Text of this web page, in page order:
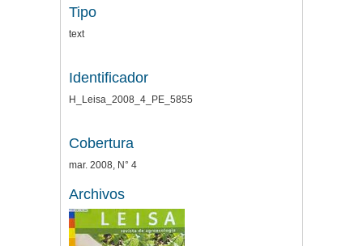
Tipo
text
Identificador
H_Leisa_2008_4_PE_5855
Cobertura
mar. 2008, N° 4
Archivos